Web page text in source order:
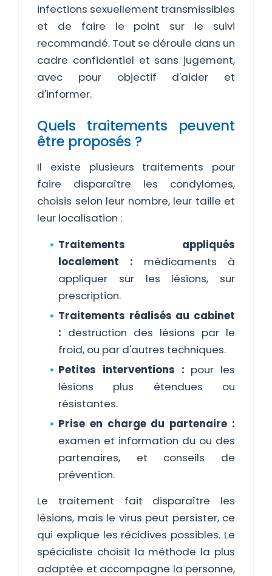
infections sexuellement transmissibles
et de faire le point sur le suivi
recommandé. Tout se déroule dans un
cadre confidentiel et sans jugement,
avec pour objectif d'aider et
d'informer.
Quels traitements peuvent
être proposés ?
Il existe plusieurs traitements pour
faire disparaître les condylomes,
choisis selon leur nombre, leur taille et
leur localisation :
Traitements appliqués
localement : médicaments à
appliquer sur les lésions, sur
prescription.
Traitements réalisés au cabinet
: destruction des lésions par le
froid, ou par d'autres techniques.
Petites interventions : pour les
lésions plus étendues ou
résistantes.
Prise en charge du partenaire :
examen et information du ou des
partenaires, et conseils de
prévention.
Le traitement fait disparaître les
lésions, mais le virus peut persister, ce
qui explique les récidives possibles. Le
spécialiste choisit la méthode la plus
adaptée et accompagne la personne,